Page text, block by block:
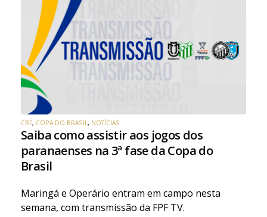
CBF, COPA DO BRASIL, NOTÍCIAS
Saiba como assistir aos jogos dos
paranaenses na 3ª fase da Copa do
Brasil
Maringá e Operário entram em campo nesta
semana, com transmissão da FPF TV.